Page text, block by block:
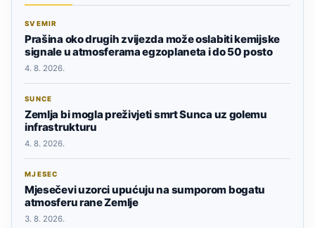
SVEMIR
Prašina oko drugih zvijezda može oslabiti kemijske
signale u atmosferama egzoplaneta i do 50 posto
4. 8. 2026.
SUNCE
Zemlja bi mogla preživjeti smrt Sunca uz golemu
infrastrukturu
4. 8. 2026.
MJESEC
Mjesečevi uzorci upućuju na sumporom bogatu
atmosferu rane Zemlje
3. 8. 2026.